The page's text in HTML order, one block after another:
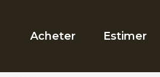
Acheter Estimer